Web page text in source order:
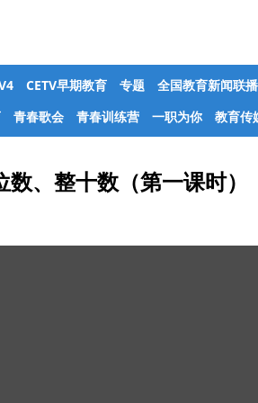
CETV早期教育 专题 全国教育新闻联播
青春歌会 青春训练营 一职为你 教育传
、整十数（第一课时）